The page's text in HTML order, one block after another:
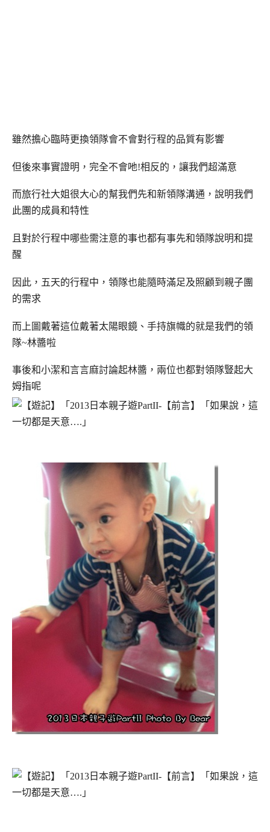
雖然擔心臨時更換領隊會不會對行程的品質有影響
但後來事實證明，完全不會吔!相反的，讓我們超滿意
而旅行社大姐很大心的幫我們先和新領隊溝通，說明我們
此團的成員和特性
且對於行程中哪些需注意的事也都有事先和領隊說明和提
醒
因此，五天的行程中，領隊也能隨時滿足及照顧到親子團
的需求
而上圖戴著這位戴著太陽眼鏡、手持旗幟的就是我們的領
隊~林醬啦
事後和小潔和言言麻討論起林醬，兩位也都對領隊豎起大
姆指呢